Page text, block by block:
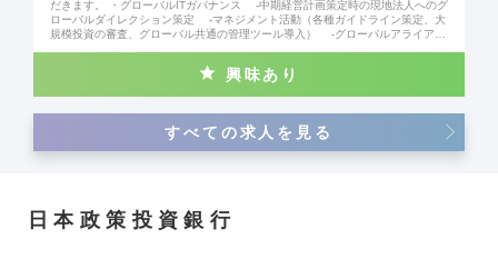
だきます。 ・グローバルITガバナンス ‐中期経営計画策定時の現地法人へのグ
ローバルダイレクション策定 ‐マネジメント活動（各種ガイドライン策定、大
規模投資の審査、グローバル共通の管理ツール導入） ‐グローバルアライアン
h、ブロックチェーン等の先端技術活用の探求 ‐ビジネス部門と協業し、新規
入支援） ‐プロジェクト運営（データ基盤構築、経営管理システム導入等）
興味あり
すべての求人を見る
日本政策投資銀行